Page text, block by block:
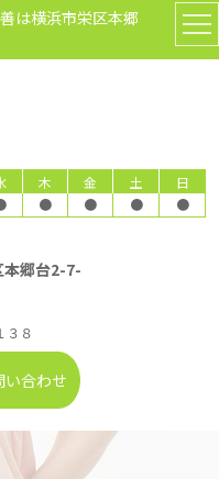
は横浜市栄区本郷
木 金 土
日
● ● ●
●
本郷台2-7-
３８
い合わせ